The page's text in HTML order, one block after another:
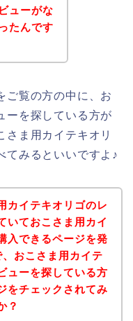
ューがな
たんです
ご覧の方の中に、お
ーを探している方が
さま用カイテキオリ
みるといいですよ♪
カイテキオリゴのレ
いておこさま用カイ
入できるページを発
おこさま用カイテ
ューを探している方
をチェックされてみ
？